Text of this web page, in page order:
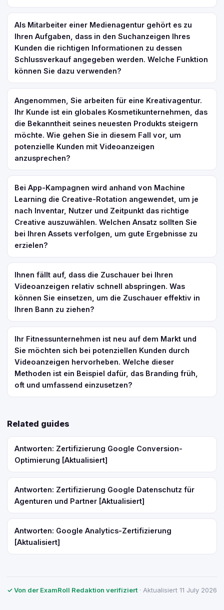
Als Mitarbeiter einer Medienagentur gehört es zu
Ihren Aufgaben, dass in den Suchanzeigen Ihres
Kunden die richtigen Informationen zu dessen
Schlussverkauf angegeben werden. Welche Funktion
können Sie dazu verwenden?
Angenommen, Sie arbeiten für eine Kreativagentur.
Ihr Kunde ist ein globales Kosmetikunternehmen, das
die Bekanntheit seines neuesten Produkts steigern
möchte. Wie gehen Sie in diesem Fall vor, um
potenzielle Kunden mit Videoanzeigen
anzusprechen?
Bei App-Kampagnen wird anhand von Machine
Learning die Creative-Rotation angewendet, um je
nach Inventar, Nutzer und Zeitpunkt das richtige
Creative auszuwählen. Welchen Ansatz sollten Sie
bei Ihren Assets verfolgen, um gute Ergebnisse zu
erzielen?
Ihnen fällt auf, dass die Zuschauer bei Ihren
Videoanzeigen relativ schnell abspringen. Was
können Sie einsetzen, um die Zuschauer effektiv in
Ihren Bann zu ziehen?
Ihr Fitnessunternehmen ist neu auf dem Markt und
Sie möchten sich bei potenziellen Kunden durch
Videoanzeigen hervorheben. Welche dieser
Methoden ist ein Beispiel dafür, das Branding früh,
oft und umfassend einzusetzen?
Related guides
Antworten: Zertifizierung Google Conversion-
Optimierung [Aktualisiert]
Antworten: Zertifizierung Google Datenschutz für
Agenturen und Partner [Aktualisiert]
Antworten: Google Analytics-Zertifizierung
[Aktualisiert]
✓ Von der ExamRoll Redaktion verifiziert · Aktualisiert 11 July 2026